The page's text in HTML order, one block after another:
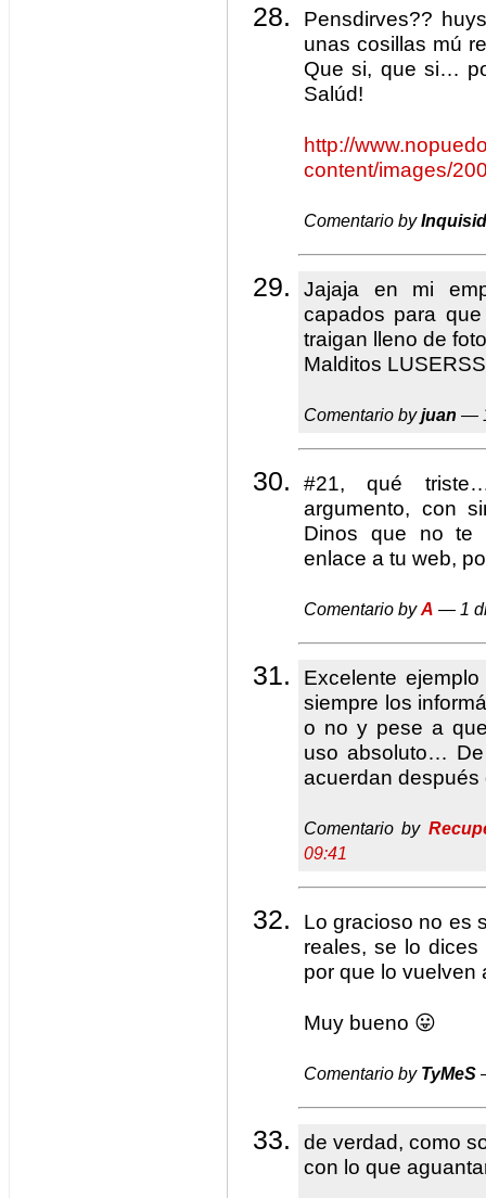
Pensdirves??
unas cosillas mú
Que si, que si…
Salúd!
http://
content/images/
Comentario by
Jajaja en mi
capados para
traigan lleno de
Malditos
Comentario byjuan —
#21, qué
argumento, con
Dinos que no te
enlace a tu web,
Comentario byA — 1
Excelente
siempre los
o no y pese a
uso absoluto…
acuerdan después
Comentario by
09:41
Lo gracioso no es
reales, se lo
por que lo vuelven
Muy bueno 😛
Comentario by TyMeS
de verdad, como
con lo que